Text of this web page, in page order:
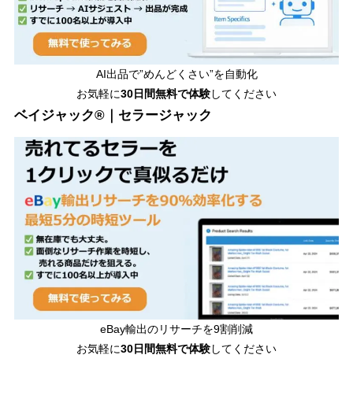
AI出品で”めんどくさい”を自動化
お気軽に30日間無料で体験してください
ベイジャック®｜セラージャック
eBay輸出のリサーチを9割削減
お気軽に30日間無料で体験してください